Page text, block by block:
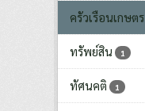
ครัวเรือนเกษตร
ทรัพย์สิน 1
ทัศนคติ 1